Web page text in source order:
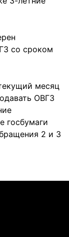
со сроком
месяц
ОВГЗ
госбумаги
2 и 3